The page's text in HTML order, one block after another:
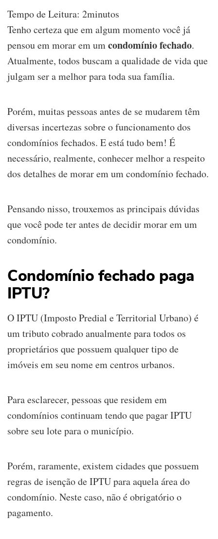
Tempo de Leitura: 2minutos
Tenho certeza que em algum momento você já
pensou em morar em umcondomínio fechado.
Atualmente, todos buscam a qualidade de vida que
julgam ser a melhor para toda sua família.
Porém, muitas pessoas antes de se mudarem têm
diversas incertezas sobre o funcionamento dos
condomínios fechados. E está tudo bem! É
necessário, realmente, conhecer melhor a respeito
dos detalhes de morar em um condomínio fechado.
Pensando nisso, trouxemos as principais dúvidas
que você pode ter antes de decidir morar em um
condomínio.
Condomínio fechado paga
IPTU?
O IPTU (Imposto Predial e Territorial Urbano) é
um tributo cobrado anualmente para todos os
proprietários que possuem qualquer tipo de
imóveis em seu nome em centros urbanos.
Para esclarecer, pessoas que residem em
condomínios continuam tendo que pagar IPTU
sobre seu lote para o município.
Porém, raramente, existem cidades que possuem
regras de isenção de IPTU para aquela área do
condomínio. Neste caso, não é obrigatório o
pagamento.